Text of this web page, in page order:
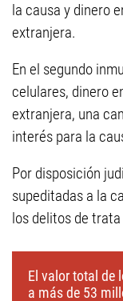
la causa y dinero
extranjera.
En el segundo
celulares, dinero
extranjera, una
interés para la
Por disposición
supeditadas a la
los delitos de
El valor total de
a más de 53